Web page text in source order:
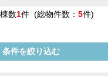
棟数1件 (総物件数： 5件)
条件を絞り込む